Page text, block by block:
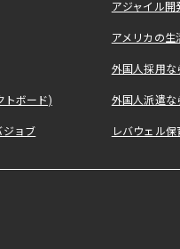
アジャイル
アメリカの
外国人採用
トボード) 外国人派遣な
ジョブ レバウェル